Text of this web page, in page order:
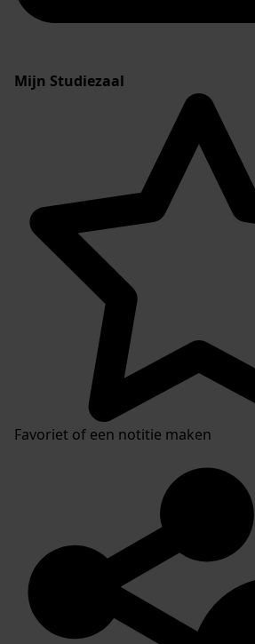
Mijn Studiezaal
Favoriet of een notitie maken